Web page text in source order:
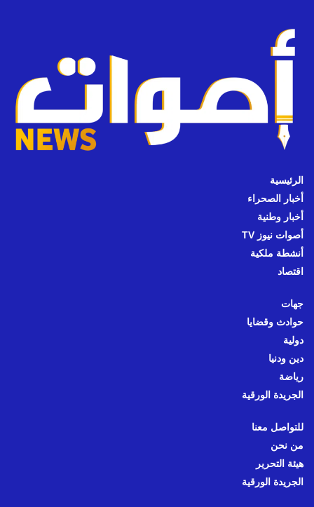
الرئيسية
أخبار الصحراء
أخبار وطنية
أصوات نيوز TV
أنشطة ملكية
اقتصاد
جهات
حوادث وقضايا
دولية
دين ودنيا
رياضة
الجريدة الورقية
للتواصل معنا
من نحن
هيئة التحرير
الجريدة الورقية